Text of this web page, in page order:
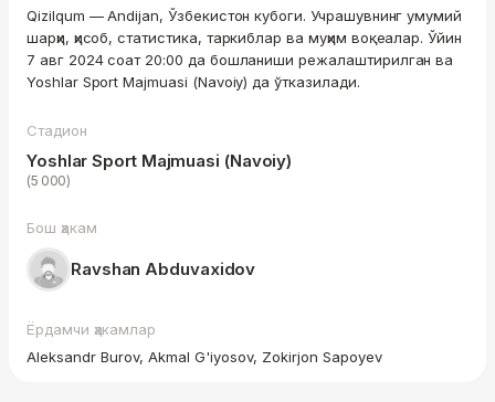
Qizilqum — Andijan, Ўзбекистон кубоги. Учрашувнинг умумий
шарҳи, ҳисоб, статистика, таркиблар ва муҳим воқеалар. Ўйин
7 авг 2024 соат 20:00 да бошланиши режалаштирилган ва
Yoshlar Sport Majmuasi (Navoiy) да ўтказилади.
Стадион
Yoshlar Sport Majmuasi (Navoiy)
(5 000)
Бош ҳакам
Ravshan Abduvaxidov
Ёрдамчи ҳакамлар
Aleksandr Burov, Akmal G'iyosov, Zokirjon Sapoyev